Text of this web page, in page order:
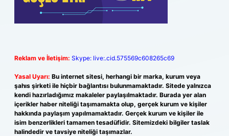
Reklam ve İletişim: Skype: live:.cid.575569c608265c69
Yasal Uyarı: Bu internet sitesi, herhangi bir marka, kurum veya
şahıs şirketi ile hiçbir bağlantısı bulunmamaktadır. Sitede yalnızca
kendi hazırladığımız makaleler paylaşılmaktadır. Burada yer alan
içerikler haber niteliği taşımamakta olup, gerçek kurum ve kişiler
hakkında paylaşım yapılmamaktadır. Gerçek kurum ve kişiler ile
isim benzerlikleri tamamen tesadüfidir. Sitemizdeki bilgiler taslak
halindedir ve tavsiye niteliği taşımazlar.